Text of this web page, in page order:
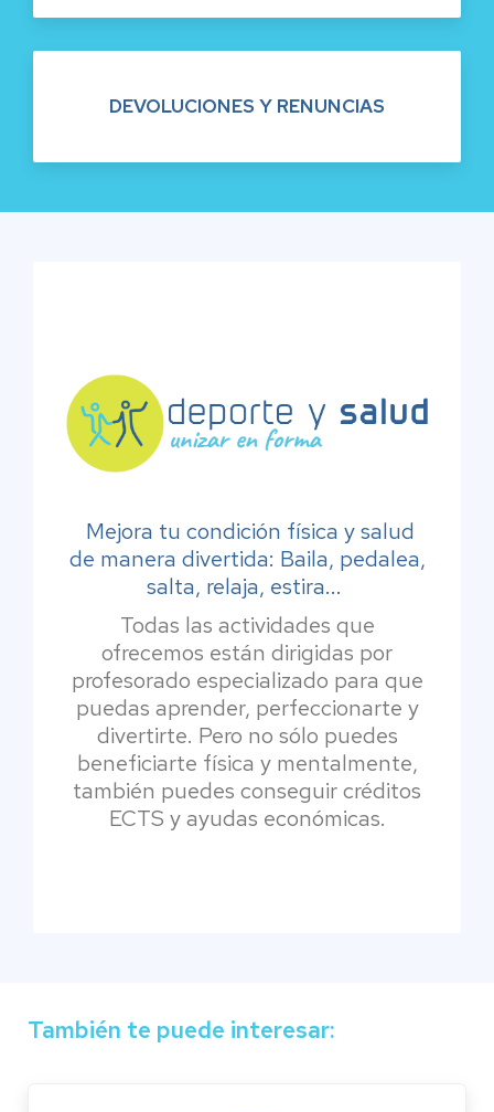
DEVOLUCIONES Y RENUNCIAS
Mejora tu condición física y salud
de manera divertida: Baila, pedalea,
salta, relaja, estira...
Todas las actividades que
ofrecemos están dirigidas por
profesorado especializado para que
puedas aprender, perfeccionarte y
divertirte. Pero no sólo puedes
beneficiarte física y mentalmente,
también puedes conseguir créditos
ECTS y ayudas económicas.
También te puede interesar: